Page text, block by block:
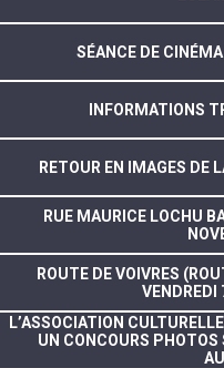
SÉANCE DE
INFORMATIONS
RETOUR EN IMAGES DE
RUE MAURICE LOCHU
ROUTE DE VOIVRES
VENDREDI
L’ASSOCIATION
UN CONCOURS PHOTOS